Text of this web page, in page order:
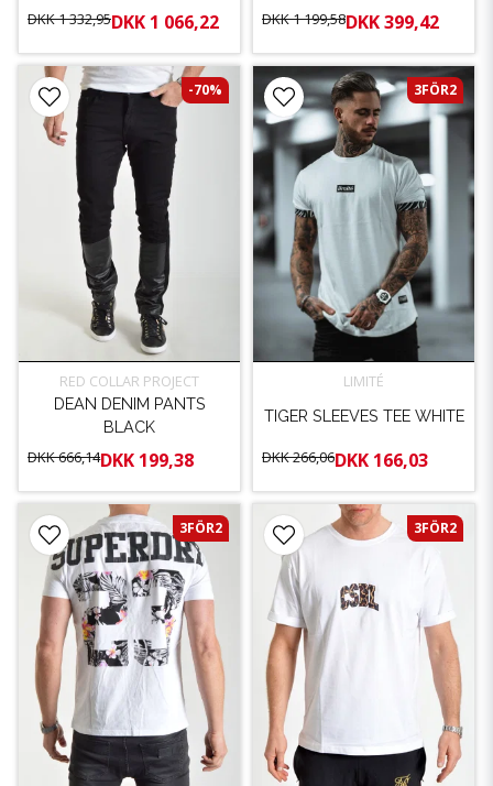
DKK 1 332,95DKK 1 066,22 DKK 1 199,58DKK 399,42
RED COLLAR PROJECT
DEAN DENIM PANTS
BLACK
DKK 666,14DKK 199,38
-70%
LIMITÉ
TIGER SLEEVES TEE WHITE
DKK 266,06DKK 166,03
3FÖR2
3FÖR2 3FÖR2